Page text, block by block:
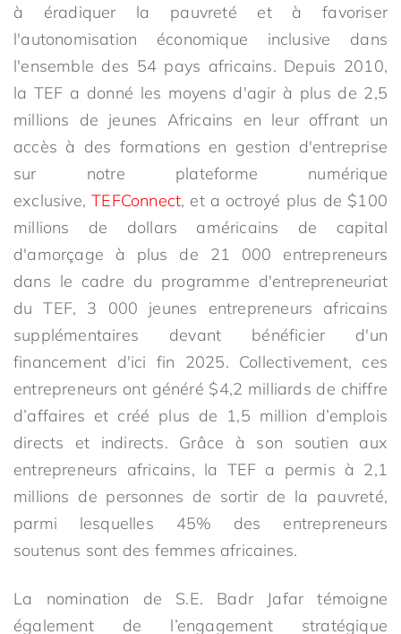
à éradiquer la pauvreté et à favoriser
l'autonomisation économique inclusive dans
l'ensemble des 54 pays africains. Depuis 2010,
la TEF a donné les moyens d'agir à plus de 2,5
millions de jeunes Africains en leur offrant un
accès à des formations en gestion d'entreprise
sur notre plateforme numérique
exclusive,TEFConnect, et a octroyé plus de $100
millions de dollars américains de capital
d'amorçage à plus de 21 000 entrepreneurs
dans le cadre du programme d'entrepreneuriat
du TEF, 3 000 jeunes entrepreneurs africains
supplémentaires devant bénéficier d'un
financement d'ici fin 2025. Collectivement, ces
entrepreneurs ont généré $4,2 milliards de chiffre
d’affaires et créé plus de 1,5 million d’emplois
directs et indirects. Grâce à son soutien aux
entrepreneurs africains, la TEF a permis à 2,1
millions de personnes de sortir de la pauvreté,
parmi lesquelles 45% des entrepreneurs
soutenus sont des femmes africaines.
La nomination de S.E. Badr Jafar témoigne
également de l’engagement stratégique